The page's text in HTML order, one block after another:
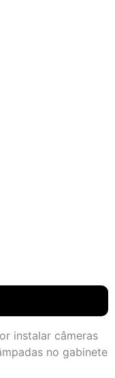
instalar câmeras
no gabinete